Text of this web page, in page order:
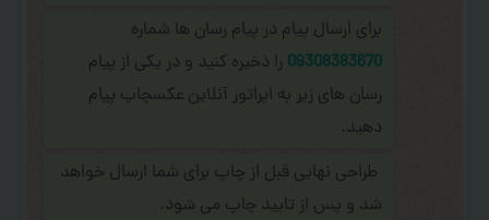
برای ارسال پیام در پیام رسان ها شماره
09308383670 را ذخیره کنید و در یکی از پیام
رسان های زیر به اپراتور آنلاین عکسچاپ پیام
دهید.
طراحی نهایی قبل از چاپ برای شما ارسال خواهد
شد و پس از تایید چاپ می شود.